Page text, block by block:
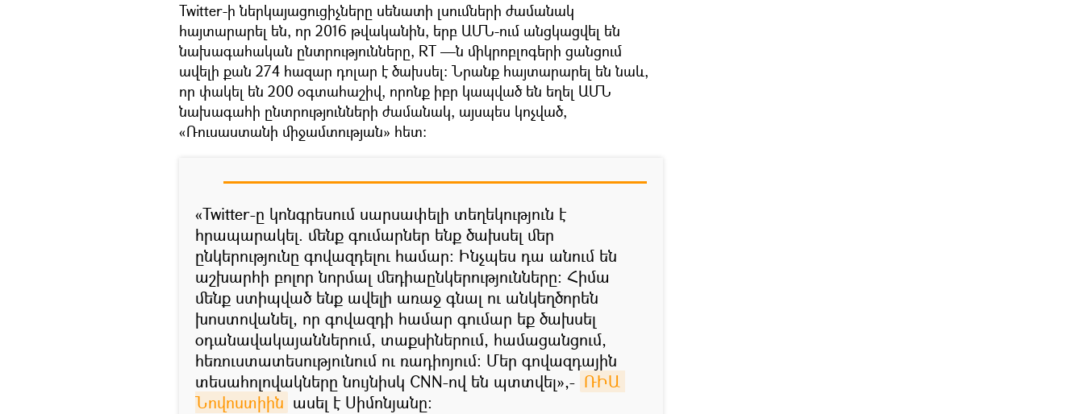
Twitter-ի ներկայացուցիչները սենատի լսումների ժամանակ
հայտարարել են, որ 2016 թվականին, երբ ԱՄՆ-ում անցկացվել են
նախագահական ընտրությունները, RT —ն միկրոբլոգերի ցանցում
ավելի քան 274 հազար դոլար է ծախսել։ Նրանք հայտարարել են նաև,
որ փակել են 200 օգտահաշիվ, որոնք իբր կապված են եղել ԱՄՆ
նախագահի ընտրությունների ժամանակ, այսպես կոչված,
«Ռուսաստանի միջամտության» հետ։
«Twitter-ը կոնգրեսում սարսափելի տեղեկություն է
հրապարակել. մենք գումարներ ենք ծախսել մեր
ընկերությունը գովազդելու համար։ Ինչպես դա անում են
աշխարհի բոլոր նորմալ մեդիաընկերությունները։ Հիմա
մենք ստիպված ենք ավելի առաջ գնալ ու անկեղծորեն
խոստովանել, որ գովազդի համար գումար եք ծախսել
օդանավակայաններում, տաքսիներում, համացանցում,
հեռուստատեսությունում ու ռադիոյում։ Մեր գովազդային
տեսահոլովակները նույնիսկ CNN-ով են պտտվել»,- ՌԻԱ
Նովոստիին ասել է Սիմոնյանը։